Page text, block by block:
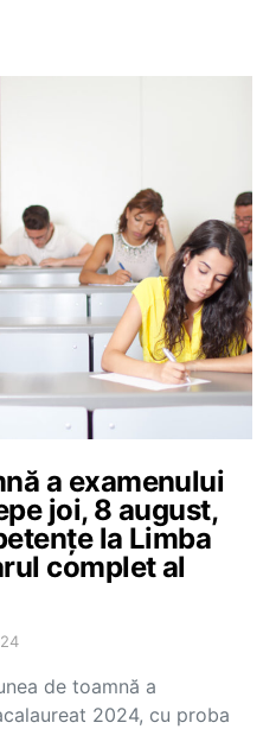
a examenului
joi, 8 august,
la Limba
complet al
de toamnă a
2024, cu proba